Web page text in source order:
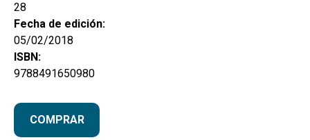
28
Fecha de edición:
05/02/2018
ISBN:
9788491650980
COMPRAR